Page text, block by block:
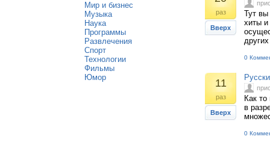
Мир и бизнес
Музыка
Наука
Программы
Развлечения
Спорт
Технологии
Фильмы
Юмор
раз
Вверх
Тут
хиты и
0
11
раз
Вверх
Как
в
0